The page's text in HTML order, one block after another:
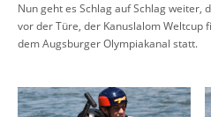
Nun geht es Schlag auf Schlag weiter,
vor der Türe, der Kanuslalom Weltcup
dem Augsburger Olympiakanal statt.